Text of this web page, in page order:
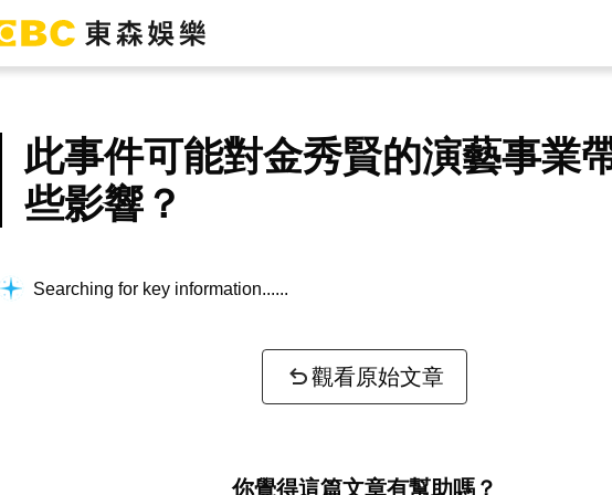
此事件可能對金秀賢的演藝事業
些影響？
Searching for key information...
觀看原始文章
你覺得這篇文章有幫助嗎？